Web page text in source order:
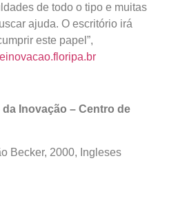
de todo o tipo e muitas
ajuda. O escritório irá
este papel”,
Inovação – Centro de
Becker, 2000, Ingleses